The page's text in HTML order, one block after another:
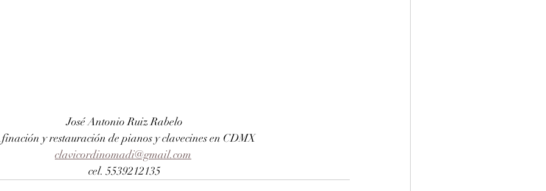
José Antonio Ruiz Rabelo
y restauración de pianos y clavecines en CDMX
clavicordinomadi@gmail.com
cel. 5539212135